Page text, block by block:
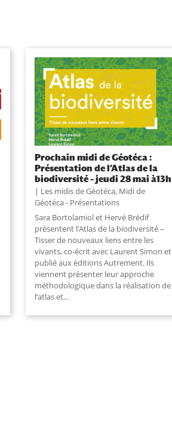
Prochain midi de Géotéca :
Présentation de l’Atlas de la
biodiversité – jeudi 28 mai à13h
Les midis de Géotéca, Midi de
Géotéca - Présentations
Sara Bortolamiol et Hervé Brédif
présentent l’Atlas de la biodiversité –
Tisser de nouveaux liens entre les
vivants, co-écrit avec Laurent Simon et
publié aux éditions Autrement. Ils
viennent présenter leur approche
méthodologique dans la réalisation de
l’atlas et...